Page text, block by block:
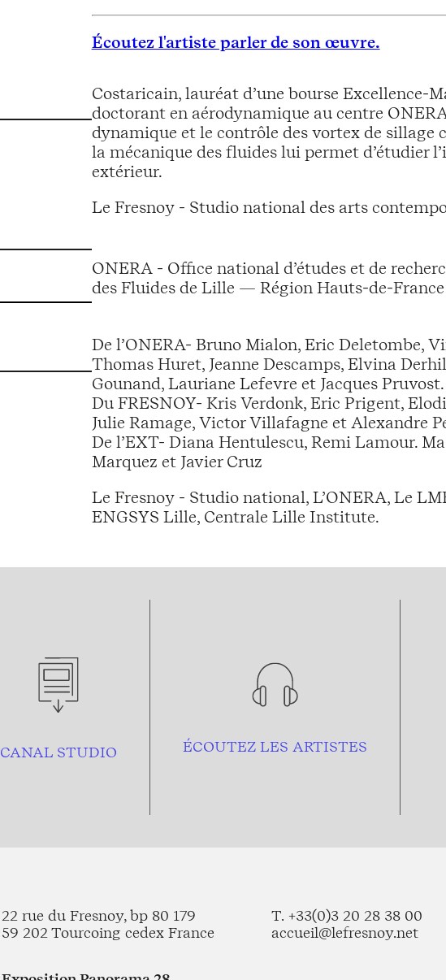
Écoutez l'artiste parler de son œuvre.
Costaricain, lauréat d’une bourse Excellence-
doctorant en aérodynamique au centre
dynamique et le contrôle des vortex de sillage
la mécanique des fluides lui permet d’étudier
extérieur.
Le Fresnoy - Studio national des arts
ONERA - Office national d’études et de
des Fluides de Lille — Région Hauts-de-
De l’ONERA- Bruno Mialon, Eric Deletombe,
Thomas Huret, Jeanne Descamps, Elvina
Gounand, Lauriane Lefevre et Jacques Pruvost.
Du FRESNOY- Kris Verdonk, Eric Prigent,
Julie Ramage, Victor Villafagne et Alexandre
De l’EXT- Diana Hentulescu, Remi Lamour.
Marquez et Javier Cruz
Le Fresnoy - Studio national, L’ONERA, Le
ENGSYS Lille, Centrale Lille Institute.
CANAL STUDIO ÉCOUTEZ LES ARTISTES
22 rue du Fresnoy, bp 80 179
59 202 Tourcoing cedex France
T. +33(0)3 20 28 38 00
accueil@lefresnoy.net